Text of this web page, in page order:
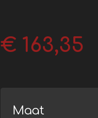
€ 163,35
Maat